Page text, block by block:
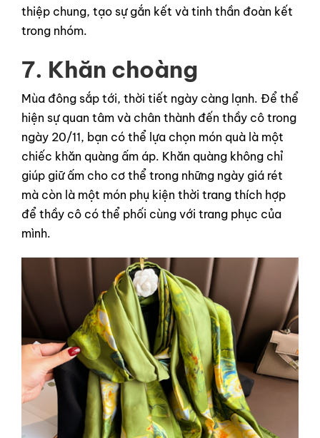
thiệp chung, tạo sự gắn kết và tinh thần đoàn kết
trong nhóm.
7. Khăn choàng
Mùa đông sắp tới, thời tiết ngày càng lạnh. Để thể
hiện sự quan tâm và chân thành đến thầy cô trong
ngày 20/11, bạn có thể lựa chọn món quà là một
chiếc khăn quàng ấm áp. Khăn quàng không chỉ
giúp giữ ấm cho cơ thể trong những ngày giá rét
mà còn là một món phụ kiện thời trang thích hợp
để thầy cô có thể phối cùng với trang phục của
mình.